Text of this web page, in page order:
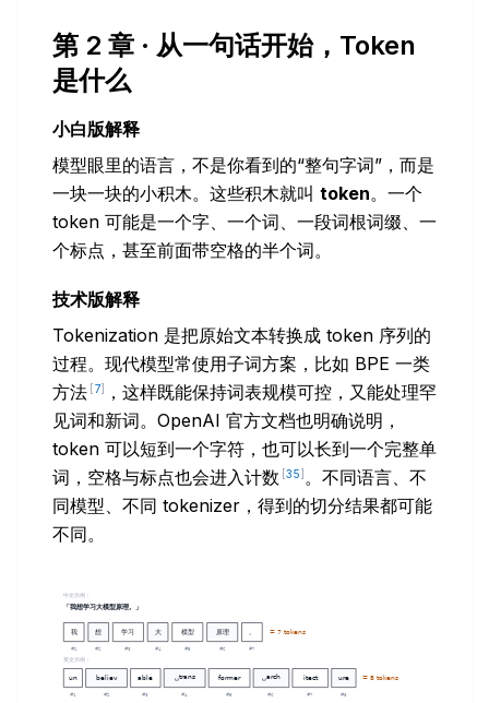
第 2 章 · 从一句话开始，Token
是什么
小白版解释
模型眼里的语言，不是你看到的“整句字词”，而是
一块一块的小积木。这些积木就叫 token。一个
token 可能是一个字、一个词、一段词根词缀、一
个标点，甚至前面带空格的半个词。
技术版解释
Tokenization 是把原始文本转换成 token 序列的
过程。现代模型常使用子词方案，比如 BPE 一类
方法 7
，这样既能保持词表规模可控，又能处理罕
见词和新词。OpenAI 官方文档也明确说明，
token 可以短到一个字符，也可以长到一个完整单
词，空格与标点也会进入计数 35 。不同语言、不
同模型、不同 tokenizer，得到的切分结果都可能
不同。